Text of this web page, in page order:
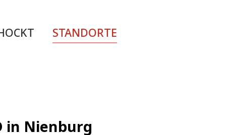
STANDORTE
in Nienburg